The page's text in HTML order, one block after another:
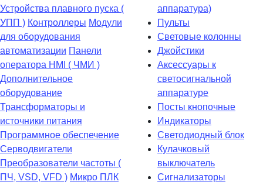
Устройства плавного пуска (
УПП ) Контроллеры Модули
для оборудования
автоматизации Панели
оператора HMI ( ЧМИ )
Дополнительное
оборудование
Транcформаторы и
источники питания
Программное обеспечение
Серводвигатели
Преобразователи частоты (
ПЧ, VSD, VFD ) Микро ПЛК
аппаратура)
Пульты
Световые колонны
Джойстики
Аксессуары к
светосигнальной
аппаратуре
Посты кнопочные
Индикаторы
Светодиодный блок
Кулачковый
выключатель
Сигнализаторы